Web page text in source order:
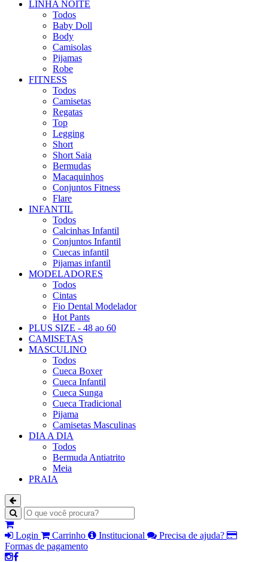
LINHA NOITE
Todos
Baby Doll
Body
Camisolas
Pijamas
Robe
FITNESS
Todos
Camisetas
Regatas
Top
Legging
Short
Short Saia
Bermudas
Macaquinhos
Conjuntos Fitness
Flare
INFANTIL
Todos
Calcinhas Infantil
Conjuntos Infantil
Cuecas infantil
Pijamas infantil
MODELADORES
Todos
Cintas
Fio Dental Modelador
Hot Pants
PLUS SIZE - 48 ao 60
CAMISETAS
MASCULINO
Todos
Cueca Boxer
Cueca Infantil
Cueca Sunga
Cueca Tradicional
Pijama
Camisetas Masculinas
DIA A DIA
Todos
Bermuda Antiatrito
Meia
PRAIA
Login Carrinho Institucional
Precisa de ajuda?
Formas de pagamento